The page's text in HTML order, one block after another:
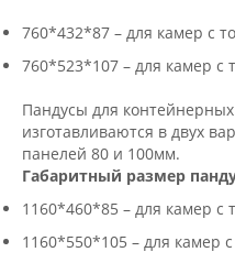
760*432*87 – для камер с
760*523*107 – для камер
Пандусы для
изготавливаются в двух
панелей 80 и 100мм.
Габаритный размер
1160*460*85 – для камер
1160*550*105 – для камер